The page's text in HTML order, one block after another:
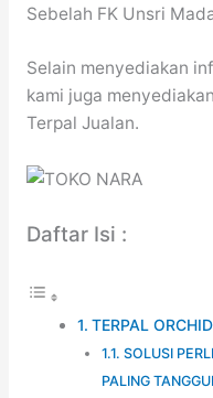
Sebelah FK Unsri
Selain menyediakan
kami juga
Terpal Jualan.
Daftar Isi :
TERPAL
SOLUSI
PALING